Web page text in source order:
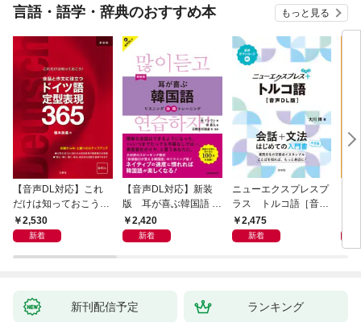
言語・語学・辞典のおすすめ本 もっと見る
【音声DL対応】これ
だけは知っておこう！
新装版 会話と作文に
役立つドイツ語定型表
2,530
新着
【音声DL対応】新装
版 耳が喜ぶ韓国語 リ
スニング体得トレーニ
ング
2,420
新着
ニューエクスプレスプ
ラス トルコ語［音声
DL版］
2,475
新着
新刊配信予定 ランキング